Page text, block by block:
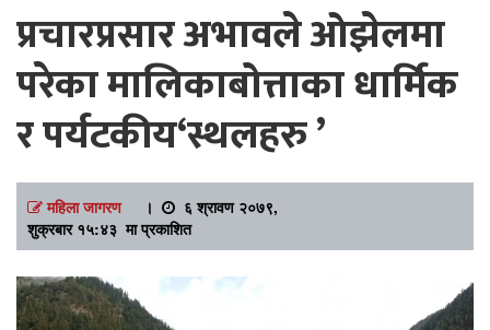
प्रचारप्रसार अभावले ओझेलमा
परेका मालिकाबोत्ताका धार्मिक
र पर्यटकीय‘स्थलहरु ’
महिला जागरण।
६ श्रावण २०७९,
शुक्रबार १५:४३ मा प्रकाशित